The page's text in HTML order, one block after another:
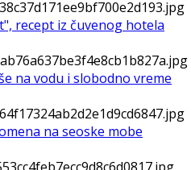
recept iz čuvenog hotela
na vodu i slobodno vreme
na seoske mobe